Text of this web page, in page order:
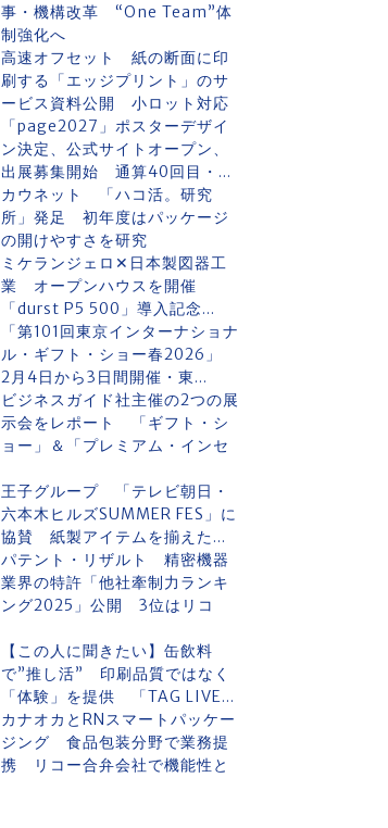
事・機構改革 “One Team”体
制強化へ
高速オフセット 紙の断面に印
刷する「エッジプリント」のサ
ービス資料公開 小ロット対応
「page2027」ポスターデザイ
ン決定、公式サイトオープン、
出展募集開始 通算40回目・...
カウネット 「ハコ活。研究
所」発足 初年度はパッケージ
の開けやすさを研究
ミケランジェロ✕日本製図器工
業 オープンハウスを開催
「durst P5 500」導入記念...
「第101回東京インターナショナ
ル・ギフト・ショー春2026」
2月4日から3日間開催・東...
ビジネスガイド社主催の2つの展
示会をレポート 「ギフト・シ
ョー」＆「プレミアム・インセ
王子グループ 「テレビ朝日・
六本木ヒルズSUMMER FES」に
協賛 紙製アイテムを揃えた...
パテント・リザルト 精密機器
業界の特許「他社牽制力ランキ
ング2025」公開 3位はリコ
【この人に聞きたい】缶飲料
で”推し活” 印刷品質ではなく
「体験」を提供 「TAG LIVE...
カナオカとRNスマートパッケー
ジング 食品包装分野で業務提
携 リコー合弁会社で機能性と